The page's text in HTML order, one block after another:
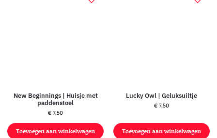
New Beginnings | Huisje met
paddenstoel
€7,50
Toevoegen aan winkelwagen
Lucky Owl | Geluksuiltje
€7,50
Toevoegen aan winkelwagen